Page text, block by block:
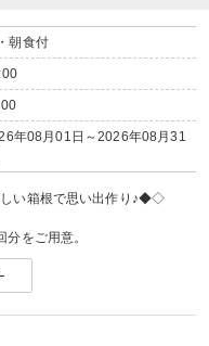
朝食付
年08月01日～2026年08月31
い箱根で思い出作り♪◆◇
をご用意。
、未使用の場合でも、現金への
＝＝＝＝
(日)